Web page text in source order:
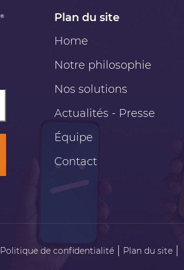
Plan du site
Home
Notre philosophie
Nos solutions
Actualités - Presse
Équipe
Contact
Politique de confidentialité Plan du site